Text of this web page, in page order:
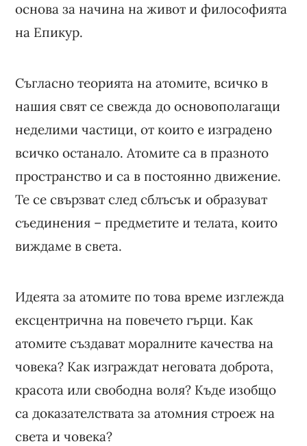
основа за начина на живот и философията
на Епикур.
Съгласно теорията на атомите, всичко в
нашия свят се свежда до основополагащи
неделими частици, от които е изградено
всичко останало. Атомите са в празното
пространство и са в постоянно движение.
Те се свързват след сблъсък и образуват
съединения – предметите и телата, които
виждаме в света.
Идеята за атомите по това време изглежда
ексцентрична на повечето гърци. Как
атомите създават моралните качества на
човека? Как изграждат неговата доброта,
красота или свободна воля? Къде изобщо
са доказателствата за атомния строеж на
света и човека?